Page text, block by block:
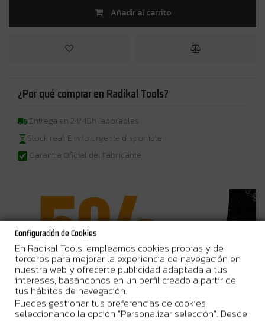
Añadir al carrito
¿Por qué comprar en Radikal Tools?
Entrega en 24/48h laborables
Stock real. Envío urgente disponible
Garantia Oficial del Fabricante
Configuración de Cookies
En Radikal Tools, empleamos cookies propias y de
terceros para mejorar la experiencia de navegación en
nuestra web y ofrecerte publicidad adaptada a tus
intereses, basándonos en un perfil creado a partir de
tus hábitos de navegación.
Puedes gestionar tus preferencias de cookies
seleccionando la opción "Personalizar selección". Desde